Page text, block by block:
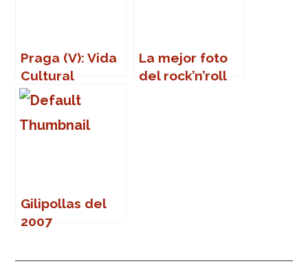
Praga (V): Vida
Cultural
La mejor foto
del rock’n’roll
Gilipollas del
2007